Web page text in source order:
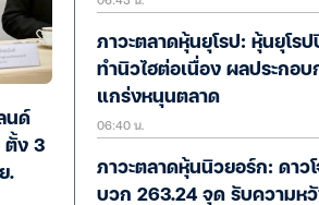
นด์
ตั้ง 3
.
ภาวะตลาดหุ้นยุโรป: หุ้นยุโร
ทำนิวไฮต่อเนื่อง ผลประกอบ
แกร่งหนุนตลาด
06:40 น.
ภาวะตลาดหุ้นนิวยอร์ก: ดาว
บวก 263.24 จุด รับความหวั